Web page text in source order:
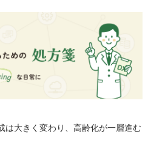
は大きく変わり、高齢化が一層進む